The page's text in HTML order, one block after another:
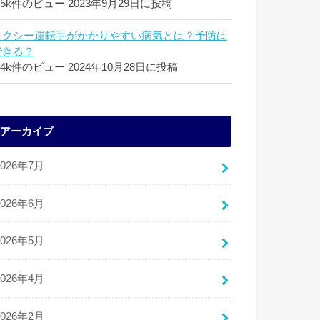
件のビュー 2023年9月29日に投稿
クシー運転手がかかりやすい病気とは？予防は
る？
件のビュー 2024年10月28日に投稿
アーカイブ
年7月
年6月
年5月
年4月
年2月